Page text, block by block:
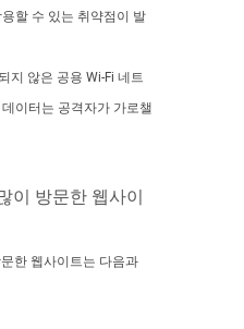
할 수 있는 취약점이 발
지 않은 공용 Wi-Fi 네트
이터는 공격자가 가로챌
이 방문한 웹사이
한 웹사이트는 다음과